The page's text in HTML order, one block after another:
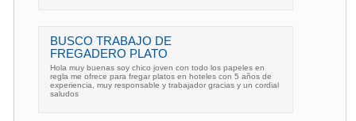
BUSCO TRABAJO DE
FREGADERO PLATO
Hola muy buenas soy chico joven con todo los papeles en
regla me ofrece para fregar platos en hoteles con 5 años de
experiencia, muy responsable y trabajador gracias y un cordial
saludos